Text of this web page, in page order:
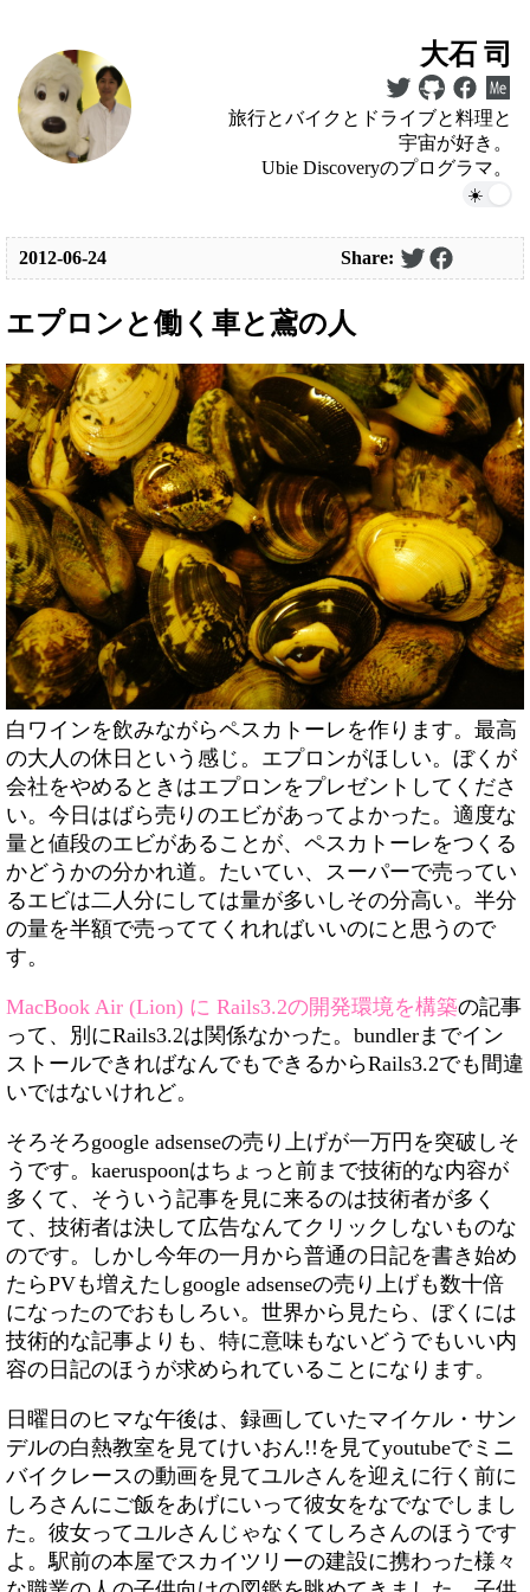
大石 司
旅行とバイクとドライブと料理と
宇宙が好き。
Ubie Discoveryのプログラマ。
2012-06-24 Share:
エプロンと働く車と鳶の人
白ワインを飲みながらペスカトーレを作ります。最高
の大人の休日という感じ。エプロンがほしい。ぼくが
会社をやめるときはエプロンをプレゼントしてくださ
い。今日はばら売りのエビがあってよかった。適度な
量と値段のエビがあることが、ペスカトーレをつくる
かどうかの分かれ道。たいてい、スーパーで売ってい
るエビは二人分にしては量が多いしその分高い。半分
の量を半額で売っててくれればいいのにと思うので
す。
MacBook Air (Lion) に Rails3.2の開発環境を構築の記事
って、別にRails3.2は関係なかった。bundlerまでイン
ストールできればなんでもできるからRails3.2でも間違
いではないけれど。
そろそろgoogle adsenseの売り上げが一万円を突破しそ
うです。kaeruspoonはちょっと前まで技術的な内容が
多くて、そういう記事を見に来るのは技術者が多く
て、技術者は決して広告なんてクリックしないものな
のです。しかし今年の一月から普通の日記を書き始め
たらPVも増えたしgoogle adsenseの売り上げも数十倍
になったのでおもしろい。世界から見たら、ぼくには
技術的な記事よりも、特に意味もないどうでもいい内
容の日記のほうが求められていることになります。
日曜日のヒマな午後は、録画していたマイケル・サン
デルの白熱教室を見てけいおん!!を見てyoutubeでミニ
バイクレースの動画を見てユルさんを迎えに行く前に
しろさんにご飯をあげにいって彼女をなでなでしまし
た。彼女ってユルさんじゃなくてしろさんのほうです
よ。駅前の本屋でスカイツリーの建設に携わった様々